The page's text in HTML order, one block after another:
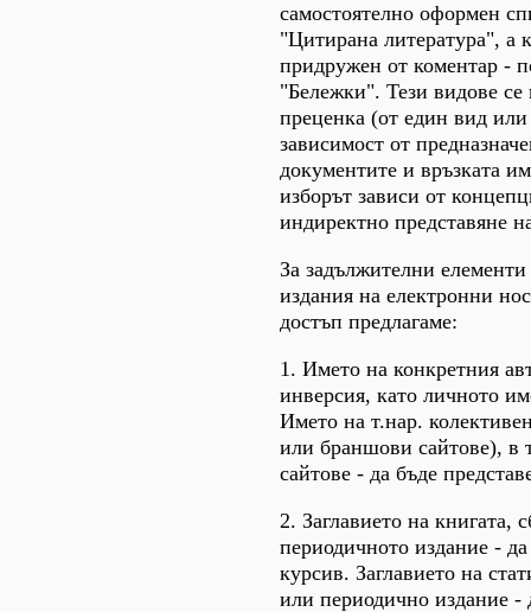
самостоятелно оформен
"Цитирана литература", а
придружен от коментар -
"Бележки". Тези видове се
преценка (от един вид
зависимост от
документите и връзката
изборът зависи от
индиректно представяне
За задължителни
издания на електронни
достъп предлагаме:
1. Името на конкретния
инверсия, като личното
Името на т.нар.
или браншови сайтове), в
сайтове - да бъде
2. Заглавието на книгата,
периодичното издание -
курсив. Заглавието на
или периодично издание -